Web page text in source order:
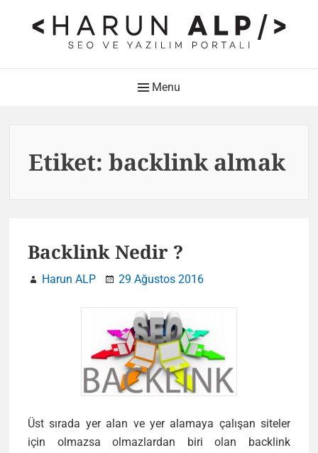
HARUN ALP Kişisel Blog –
SEO ve Yazılım Portalı
Menu
Etiket: backlink almak
Backlink Nedir ?
Harun ALP 29 Ağustos 2016
Üst sırada yer alan ve yer alamaya çalışan siteler
için olmazsa olmazlardan biri olan backlink